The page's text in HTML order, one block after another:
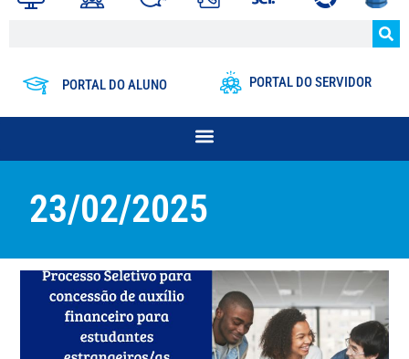
PORTAL DO ALUNO PORTAL DO SERVIDOR
23/02/2025